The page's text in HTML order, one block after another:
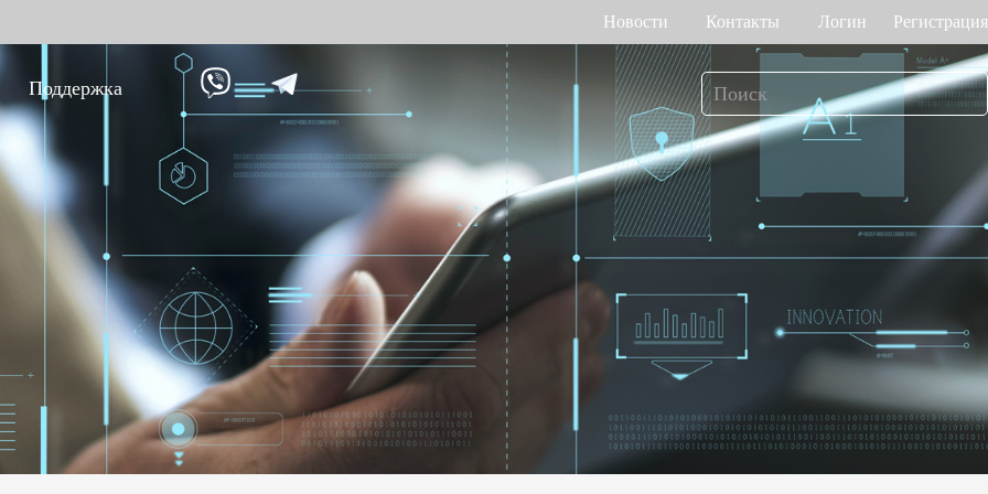
Новости Контакты Логин Регистрация
против
Умный дом
Видеодомофон
Больше>>
Учет рабочего
времени
Учет по венам ладони
Учет по геометрии лица
Учет по отпечатку пальца
Больше>>
Управление доступом
Контроллеры доступа
Терминалы доступа
Биометрические
Досмотр багажа и
Решение для контроля доступа Ellington Residential (U.A.E) Решение по управлению лифтами в компании DAMAC, Дубай
Поддержка